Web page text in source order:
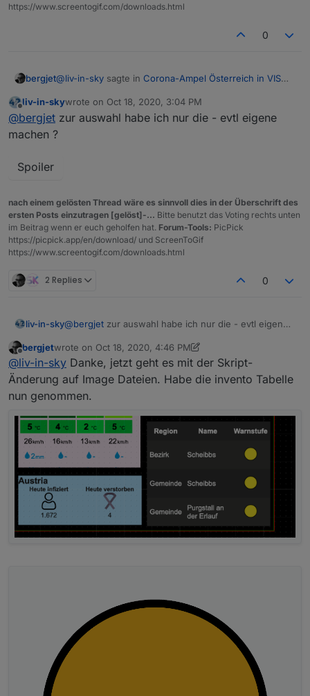
https://www.screentogif.com/downloads.html
0
bergjet@liv-in-sky sagte in Corona-Ampel Österreich in VIS
du nutzt das invento json widget für die anzeige?
Offline
liv-in-skywrote on Oct 18, 2020, 3:04 PM
last edited by
@bergjet zur auswahl habe ich nur die - evtl eigene
machen ?
Spoiler
nach einem gelösten Thread wäre es sinnvoll dies in der Überschrift des
ersten Posts einzutragen [gelöst]-... Bitte benutzt das Voting rechts unten
im Beitrag wenn er euch geholfen hat. Forum-Tools: PicPick
https://picpick.app/en/download/ und ScreenToGif
https://www.screentogif.com/downloads.html
2 Replies 0
liv-in-sky@bergjet zur auswahl habe ich nur die - evtl eigene
Spoiler
Offline
bergjetwrote on Oct 18, 2020, 4:46 PM
last edited by bergjetOct 18, 2020, 7:39 PM
@liv-in-sky Danke, jetzt geht es mit der Skript-
Änderung auf Image Dateien. Habe die invento Tabelle
nun genommen.